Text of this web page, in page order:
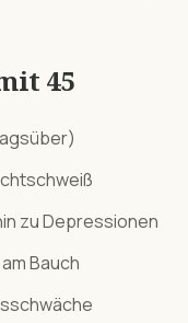
45
zu Depressionen
Bauch